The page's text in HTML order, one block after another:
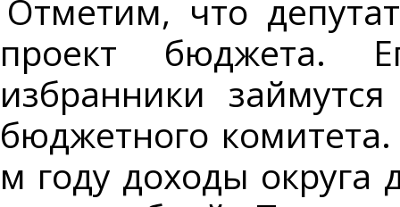
Отметим, что
проект бюджета.
избранники
бюджетного
м году доходы округа